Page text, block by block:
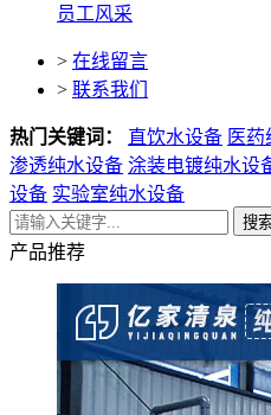
员工风采
> 在线留言
> 联系我们
热门关键词： 直饮水设备 医
渗透纯水设备 涂装电镀纯水设
设备 实验室纯水设备
搜
产品推荐